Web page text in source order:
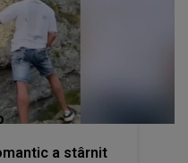
a stârnit